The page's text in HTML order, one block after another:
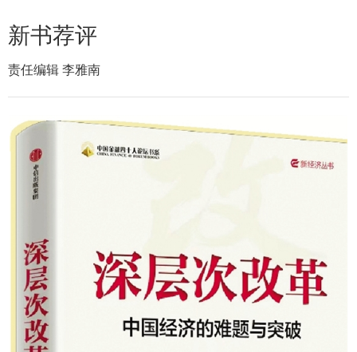
新书荐评
责任编辑 李雅南